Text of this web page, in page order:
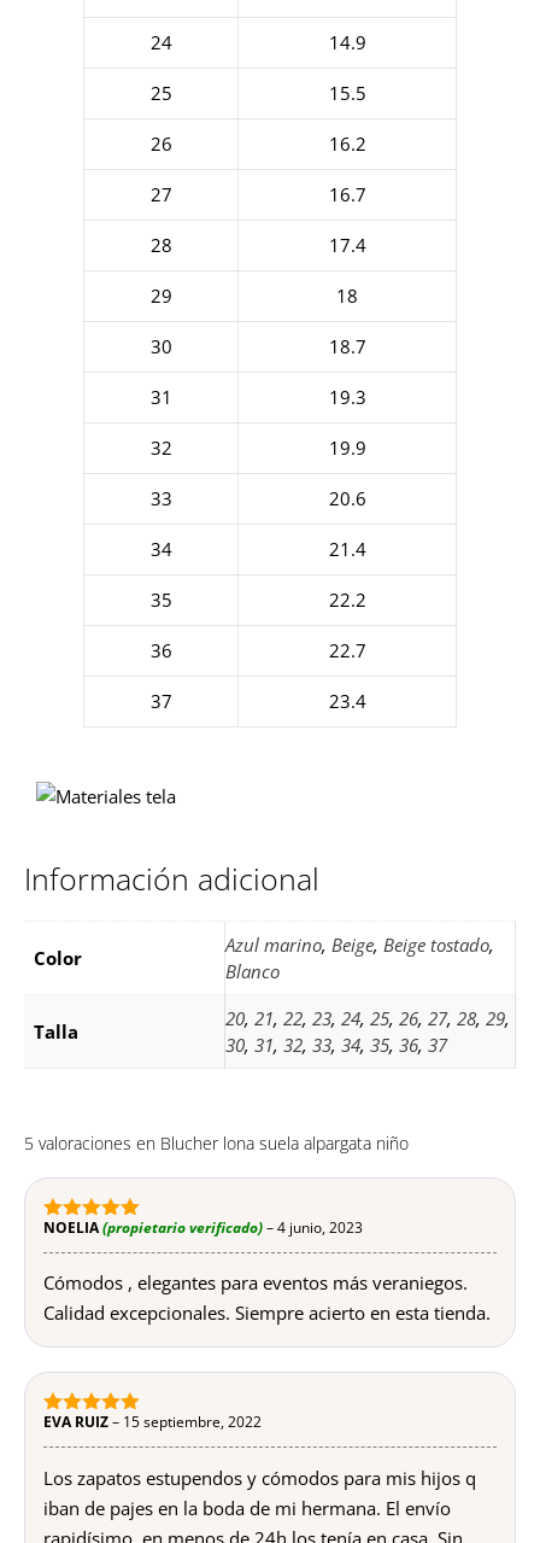
24 14.9
25 15.5
26 16.2
27 16.7
28 17.4
29 18
30 18.7
31 19.3
32 19.9
33 20.6
34 21.4
35 22.2
36 22.7
37 23.4
Información adicional
Color
Azul marino, Beige, Beige tostado,
Blanco
Talla
20, 21, 22, 23, 24, 25, 26, 27, 28, 29,
30, 31, 32, 33, 34, 35, 36, 37
5 valoraciones en Blucher lona suela alpargata niño
5de 5
NOELIA(propietario verificado)–4 junio, 2023
Cómodos , elegantes para eventos más veraniegos.
Calidad excepcionales. Siempre acierto en esta tienda.
5de 5
EVA RUIZ– 15 septiembre, 2022
Los zapatos estupendos y cómodos para mis hijos q
iban de pajes en la boda de mi hermana. El envío
rapidísimo, en menos de 24h los tenía en casa. Sin